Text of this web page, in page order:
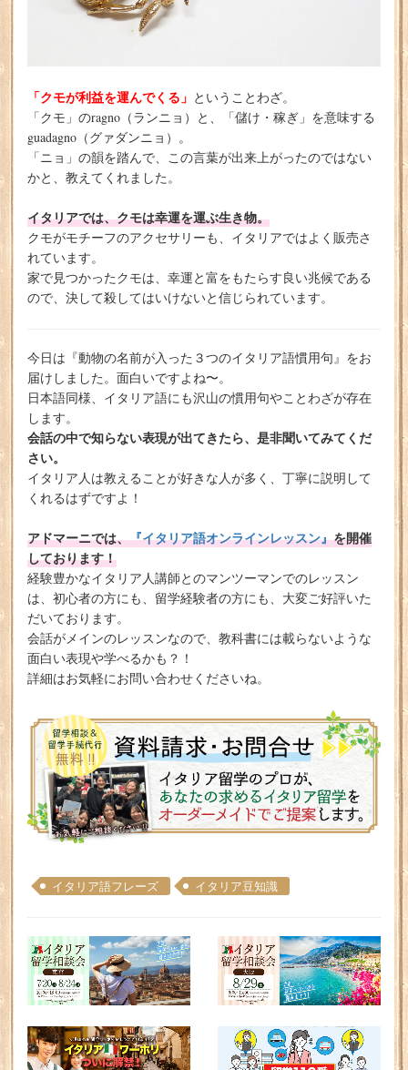
「クモが利益を運んでくる」 ということわざ。
「クモ」のragno（ランニョ）と、「儲け・稼ぎ」を意味する
guadagno（グァダンニョ）。
「ニョ」の韻を踏んで、この言葉が出来上がったのではない
かと、教えてくれました。
イタリアでは、クモは幸運を運ぶ生き物。
クモがモチーフのアクセサリーも、イタリアではよく販売さ
れています。
家で見つかったクモは、幸運と富をもたらす良い兆候である
ので、決して殺してはいけないと信じられています。
今日は『動物の名前が入った３つのイタリア語慣用句』をお
届けしました。面白いですよね〜。
日本語同様、イタリア語にも沢山の慣用句やことわざが存在
します。
会話の中で知らない表現が出てきたら、是非聞いてみてくだ
さい。
イタリア人は教えることが好きな人が多く、丁寧に説明して
くれるはずですよ！
アドマーニでは、『イタリア語オンラインレッスン』を開催
しております！
経験豊かなイタリア人講師とのマンツーマンでのレッスン
は、初心者の方にも、留学経験者の方にも、大変ご好評いた
だいております。
会話がメインのレッスンなので、教科書には載らないような
面白い表現や学べるかも？！
詳細はお気軽にお問い合わせくださいね。
イタリア語フレーズ イタリア豆知識